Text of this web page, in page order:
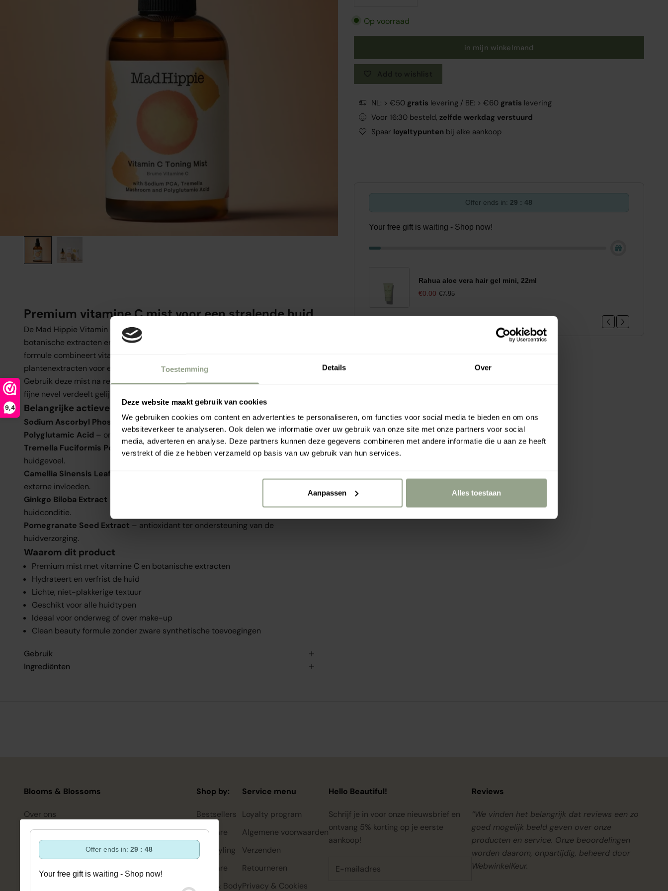
Toestemming Details Over
Deze website maakt gebruik van cookies
We gebruiken cookies om content en advertenties te personaliseren, om functies voor social media te bieden en om ons
websiteverkeer te analyseren. Ook delen we informatie over uw gebruik van onze site met onze partners voor social
media, adverteren en analyse. Deze partners kunnen deze gegevens combineren met andere informatie die u aan ze heeft
verstrekt of die ze hebben verzameld op basis van uw gebruik van hun services.
Aanpassen Alles toestaan
9,4
Op voorraad
in mijn winkelmand
NL: > €50 gratis levering / BE: > €60 gratis levering
Voor 16:30 besteld, zelfde werkdag verstuurd
Spaar loyaltypunten bij elke aankoop
Offer ends in: 29 : 47
Your free gift is waiting - Shop now!
Rahua aloe vera hair gel mini, 22ml
€0.00 €7.95
Premium vitamine C mist voor een stralende huid
De Mad Hippie Vitamin C Toning Mist is een lichte, premium gezichtsmist met
botanische extracten en antioxidanten die de huid ondersteunt en verzorgt. De
formule combineert vitamine C met hydraterende polysacchariden en
plantenextracten voor een comfortabel en fris huidgevoel.
Gebruik deze mist na reiniging of gedurende de dag als hydraterende boost. De
fijne nevel verdeelt gelijkmatig en is geschikt voor dagelijks gebruik.
Belangrijke actieve ingrediënten
Sodium Ascorbyl Phosphate – draagt bij aan een heldere en frisse uitstraling.
Polyglutamic Acid – ondersteunt langdurige hydratatie.
Tremella Fuciformis Polysaccharide – hydrateert en ondersteunt een soepel
huidgevoel.
Camellia Sinensis Leaf Extract
externe invloeden.
Ginkgo Biloba Extract – botanisch extract ter ondersteuning van de
huidconditie.
Pomegranate Seed Extract – antioxidant ter ondersteuning van de
huidverzorging.
Waarom dit product
Premium mist met vitamine C en botanische extracten
Hydrateert en verfrist de huid
Lichte, niet-plakkerige textuur
Geschikt voor alle huidtypen
Ideaal voor onderweg of over make-up
Clean beauty formule zonder zware synthetische toevoegingen
Gebruik
Ingrediënten
Blooms & Blossoms
Over ons
Ondersteuning en advies via:
088-6063800
ma-vr 08:30 - 16:45 uur
Of via onscontactformulier
Shop by:
Bestsellers
Haircare
Hairstyling
Skincare
Bath & Body
Service menu
Loyalty program
Algemene voorwaarden
Verzenden
Retourneren
Privacy & Cookies
Hello Beautiful!
Schrijf je in voor onze nieuwsbrief en
ontvang 5% korting op je eerste
aankoop!
Reviews
“We vinden het belangrijk dat reviews een zo
goed mogelijk beeld geven over onze
producten en service. Onze beoordelingen
worden daarom, onpartijdig, beheerd door
WebwinkelKeur.
Offer ends in:29 : 47
Your free gift is waiting - Shop now!